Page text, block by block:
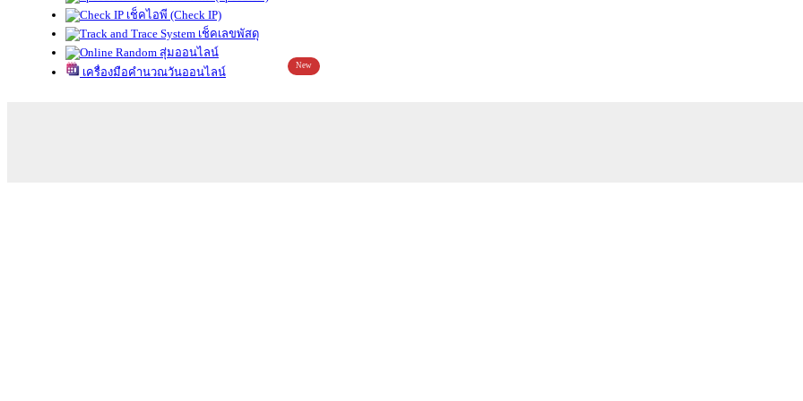
เช็คไอพี (Check IP)
เช็คเลขพัสดุ
สุ่มออนไลน์
เครื่องมือคำนวณวันออนไลน์
New